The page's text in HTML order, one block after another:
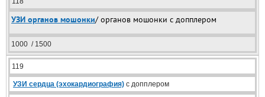
УЗИ органов мошонки/ органов мошонки с допплером
1000 / 1500
119
УЗИ сердца (эхокардиография) с допплером